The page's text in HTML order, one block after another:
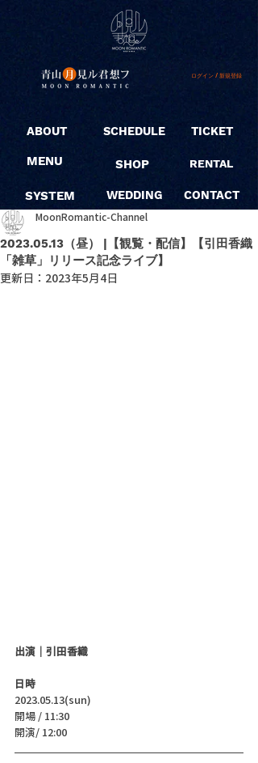
ログイン / 新規登録
ABOUT
MENU
SYSTEM
SCHEDULE
SHOP
WEDDING
TICKET
RENTAL
CONTACT
2023.05.13（昼） |【観覧・配信】【引田香織
「雑草」リリース記念ライブ】
MoonRomantic-Channel
更新日： 2023年5月4日
出演｜引田香織
日時
2023.05.13(sun)
開場 / 11:30
開演/ 12:00